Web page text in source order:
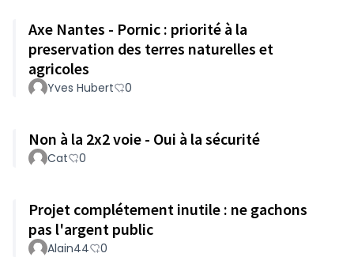
Axe Nantes - Pornic : priorité à la
preservation des terres naturelles et
agricoles
Yves Hubert 0
Non à la 2x2 voie - Oui à la sécurité
Cat 0
Projet complétement inutile : ne gachons
pas l'argent public
Alain44 0